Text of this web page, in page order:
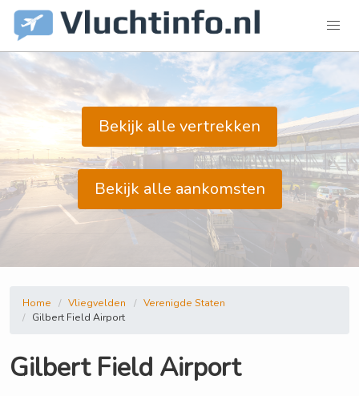
Bekijk alle vertrekken
Bekijk alle aankomsten
Home Vliegvelden
Verenigde Staten
Gilbert Field Airport
Gilbert Field Airport